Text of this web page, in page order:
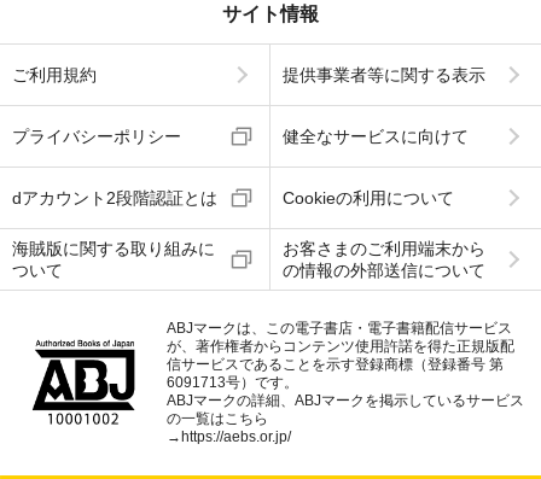
サイト情報
ご利用規約 提供事業者等に関する表示
プライバシーポリシー 健全なサービスに向けて
dアカウント2段階認証とは Cookieの利用について
海賊版に関する取り組みに
ついて
お客さまのご利用端末から
の情報の外部送信について
ABJマークは、この電子書店・電子書籍配信サービス
が、著作権者からコンテンツ使用許諾を得た正規版配
信サービスであることを示す登録商標（登録番号 第
6091713号）です。
ABJマークの詳細、ABJマークを掲示しているサービス
の一覧はこちら
→https://aebs.or.jp/